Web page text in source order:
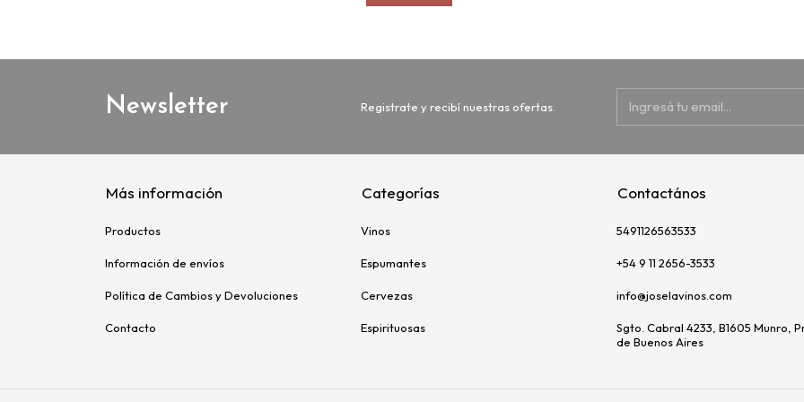
Newsletter Registrate y recibí nuestras ofertas.
Más información
Productos
Información de envíos
Política de Cambios y Devoluciones
Contacto
Categorías
Vinos
Espumantes
Cervezas
Espirituosas
Contactános
5491126563533
+54 9 11 2656-3533
info@joselavinos.com
Sgto. Cabral 4233, B1605 Munro,
de Buenos Aires